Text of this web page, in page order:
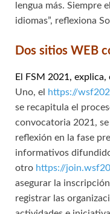
lengua más. Siempre
idiomas”, reflexiona
Dos sitios WEB
El FSM 2021,
Uno, el
https://
se recapitula el
convocatoria 2021,
reflexión en la fase
informativos
otro https://
asegurar la
registrar las